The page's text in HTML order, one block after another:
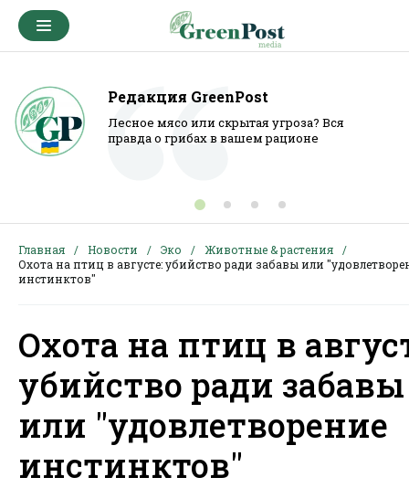
Редакция GreenPost
Лесное мясо или скрытая угроза? Вся
правда о грибах в вашем рационе
Главная Новости Эко
Животные & растения
Охота на птиц в августе: убийство ради забавы или
инстинктов"
Охота на птиц в
убийство ради забавы
или "удовлетворение
инстинктов"